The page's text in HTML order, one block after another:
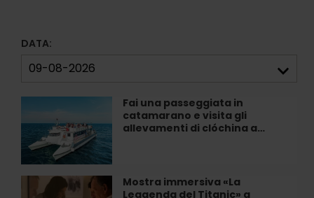
DATA:
Fai una passeggiata in
catamarano e visita gli
allevamenti di clóchina a…
passeggiata
in
catamarano
e
visita
Mostra immersiva «La
Leggenda del Titanic» a
Mostra